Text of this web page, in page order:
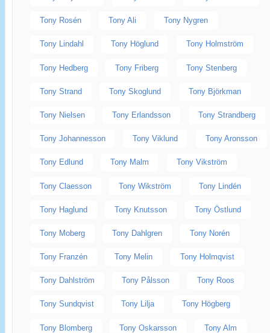
Tony Rosén Tony Ali Tony Nygren
Tony Lindahl Tony Höglund Tony Holmström
Tony Hedberg Tony Friberg Tony Stenberg
Tony Strand Tony Skoglund Tony Björkman
Tony Nielsen Tony Erlandsson Tony Strandberg
Tony Johannesson Tony Viklund Tony Aronsson
Tony Edlund Tony Malm Tony Vikström
Tony Claesson Tony Wikström Tony Lindén
Tony Haglund Tony Knutsson Tony Östlund
Tony Moberg Tony Dahlgren Tony Norén
Tony Franzén Tony Melin Tony Holmqvist
Tony Dahlström Tony Pålsson Tony Roos
Tony Sundqvist Tony Lilja Tony Högberg
Tony Blomberg Tony Oskarsson Tony Alm